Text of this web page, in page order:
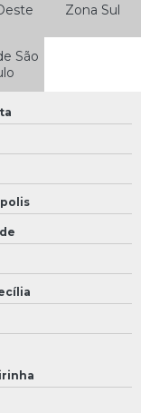
Zona Sul
São